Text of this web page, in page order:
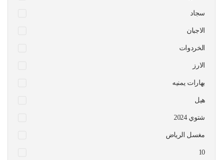
سجاد
الاجبان
الخردوات
الارز
بهارات يمنيه
هيل
شتوي 2024
مغسل الرياض
10